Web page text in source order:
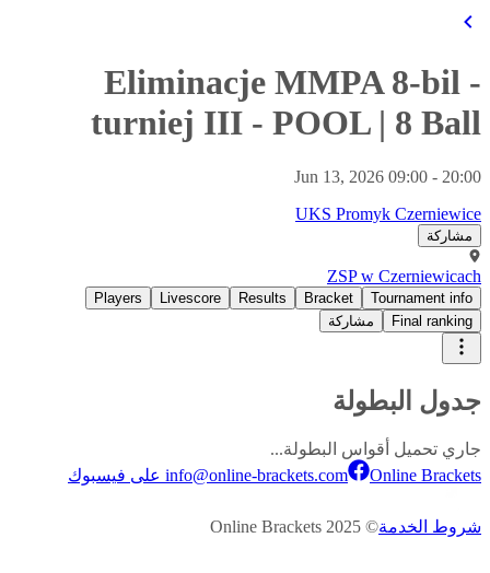
Eliminacje MMPA 8-bil -
turniej III - POOL| 8 Ball
Jun 13, 2026 09:00 - 20:00
UKS Promyk Czerniewice
مشاركة
ZSP w Czerniewicach
Tournament info
Bracket
Results
Livescore
Players
Final ranking
مشاركة
جدول البطولة
جاري تحميل أقواس البطولة...
info@online-brackets.com
Online Brackets على فيسبوك
شروط الخدمة© 2025 Online Brackets